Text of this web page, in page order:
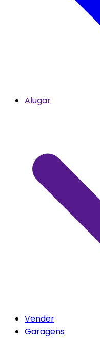
Alugar
Vender
Garagens